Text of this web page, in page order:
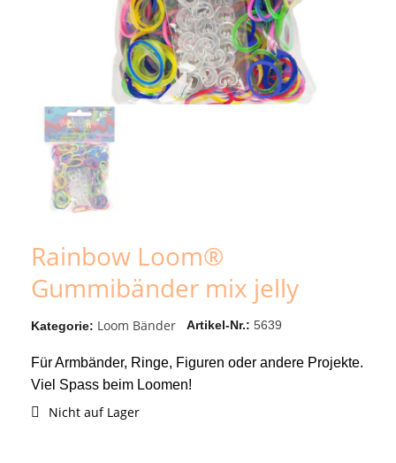
Rainbow Loom®
Gummibänder mix jelly
Kategorie Loom Bänder Artikel-Nr. 5639
Für Armbänder, Ringe, Figuren oder andere Projekte.
Viel Spass beim Loomen!
Nicht auf Lager